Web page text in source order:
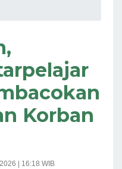
Korban
| 16:18 WIB